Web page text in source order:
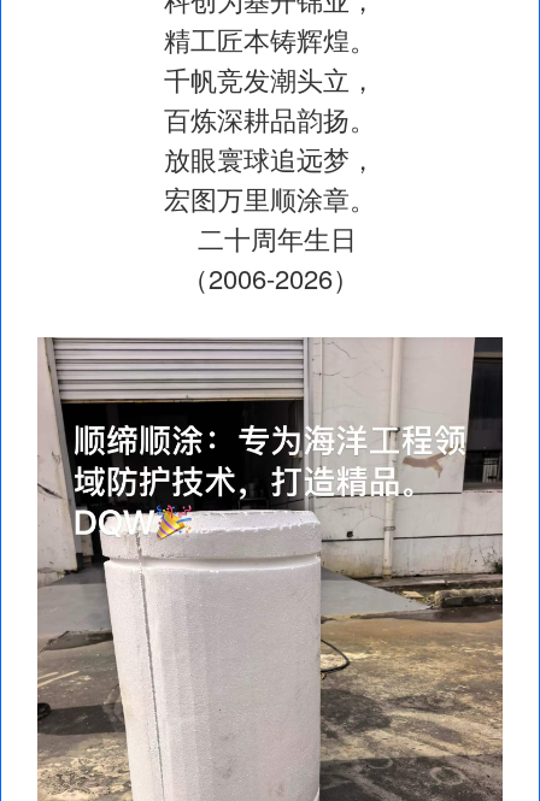
精工匠本铸辉煌。
千帆竞发潮头立，
百炼深耕品韵扬。
放眼寰球追远梦，
宏图万里顺涂章。
二十周年生日
（2006-2026）